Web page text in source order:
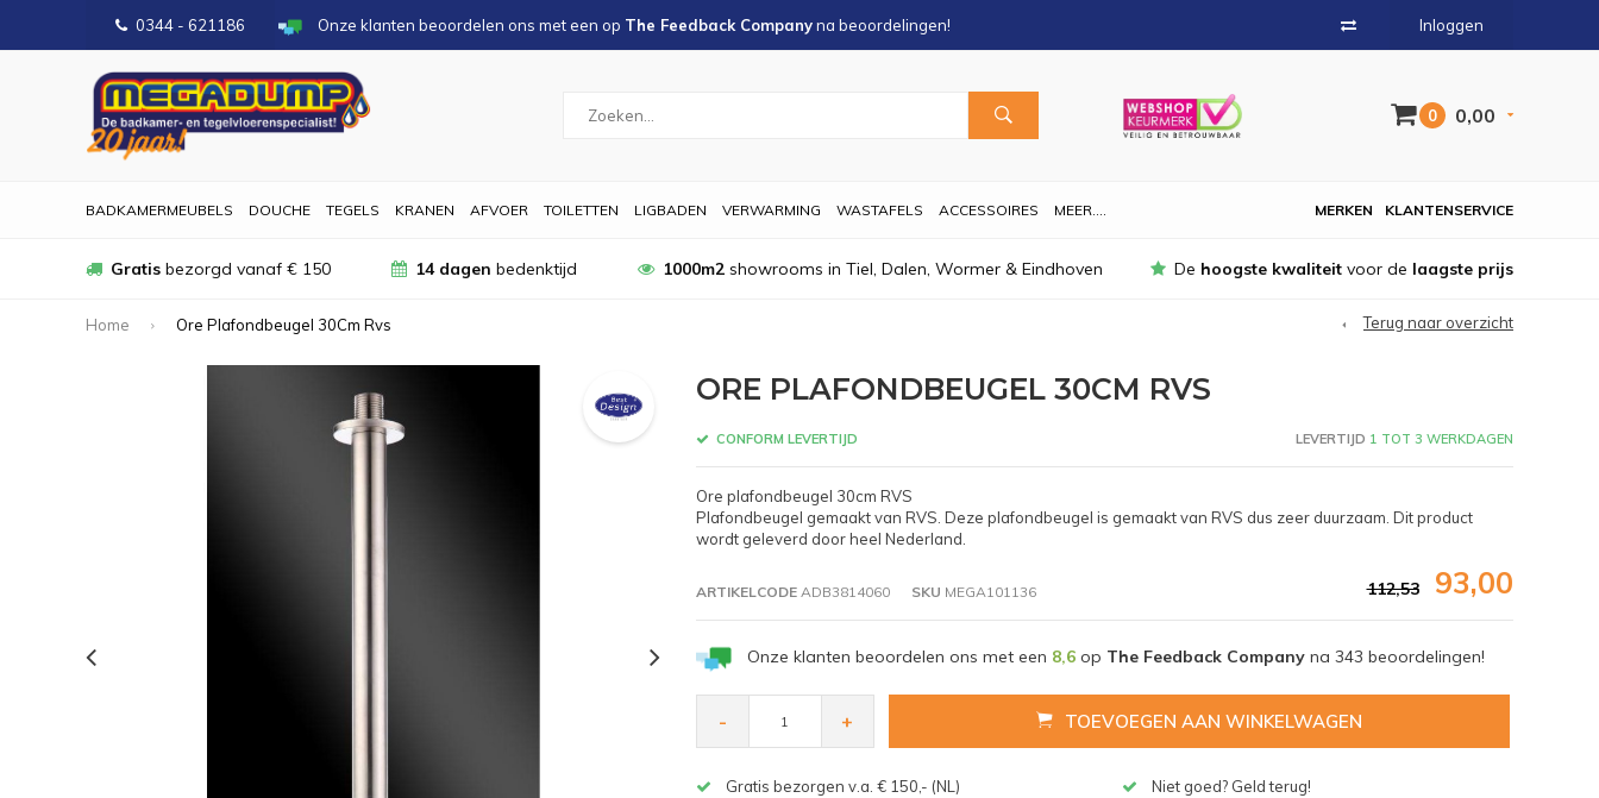
0344 - 621186 Onze klanten beoordelen ons met een op The Feedback Companyna beoordelingen! Inloggen
0 0,00
BADKAMERMEUBELS DOUCHE TEGELS KRANEN AFVOER TOILETTEN LIGBADEN VERWARMING WASTAFELS ACCESSOIRES MEER.... KLANTENSERVICE
MERKEN
Gratis bezorgd vanaf € 150 14 dagen bedenktijd 1000m2showrooms in Tiel, Dalen, Wormer & Eindhoven De hoogste kwaliteit voor de laagste prijs
Home Ore Plafondbeugel 30Cm Rvs Terug naar overzicht
ORE PLAFONDBEUGEL 30CM RVS
CONFORM LEVERTIJD LEVERTIJD 1 TOT 3 WERKDAGEN
Ore plafondbeugel 30cm RVS
Plafondbeugel gemaakt van RVS. Deze plafondbeugel is gemaakt van RVS dus zeer duurzaam. Dit product
wordt geleverd door heel Nederland.
ARTIKELCODEADB3814060 SKU MEGA101136 112,53 93,00
Onze klanten beoordelen ons met een 8,6op The Feedback Companyna 343 beoordelingen!
- + TOEVOEGEN AAN WINKELWAGEN
Gratis bezorgen v.a. € 150,- (NL) Niet goed? Geld terug!